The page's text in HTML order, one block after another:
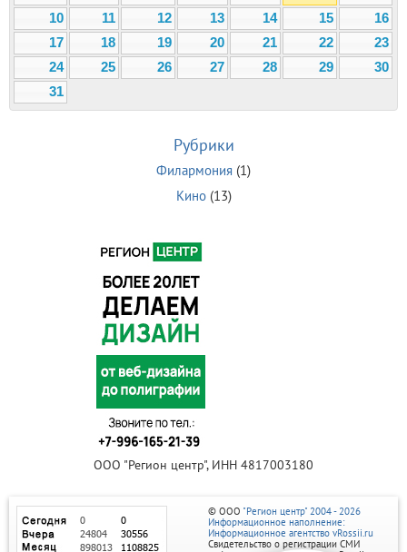
10
11 12 13 14 15
16
17
18 19 20 21 22
23
24
25 26 27 28 29
30
31
Рубрики
Филармония (1)
Кино(13)
ООО "Регион центр", ИНН 4817003180
© ООО "Регион центр" 2004 - 2026
Информационное наполнение:
Информационное агентство vRossii.ru
Свидетельство о регистрации СМИ